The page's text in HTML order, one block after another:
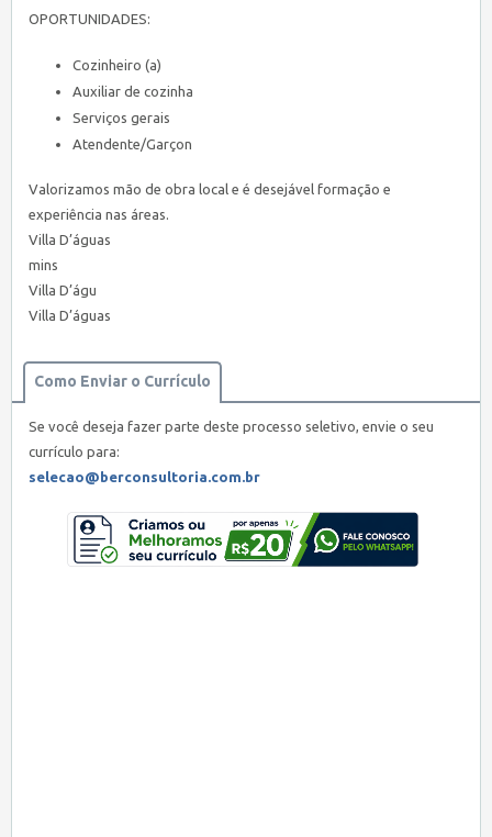
OPORTUNIDADES:
Cozinheiro (a)
Auxiliar de cozinha
Serviços gerais
Atendente/Garçon
Valorizamos mão de obra local e é desejável formação e
experiência nas áreas.
Villa D’águas
mins
Villa D’águ
Villa D’águas
Como Enviar o Currículo
Se você deseja fazer parte deste processo seletivo, envie o seu
currículo para:
selecao@berconsultoria.com.br